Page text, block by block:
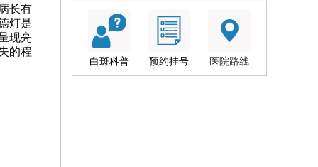
长有
灯是
现亮
的程
白斑科普 预约挂号 医院路线